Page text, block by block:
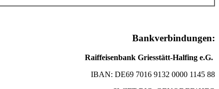
Bankverbindungen:
Raiffeisenbank Griesstätt-Halfing e.G.
IBAN: DE69 7016 9132 0000 1145 88